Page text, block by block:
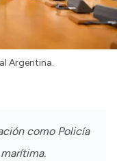
Argentina.
como Policía